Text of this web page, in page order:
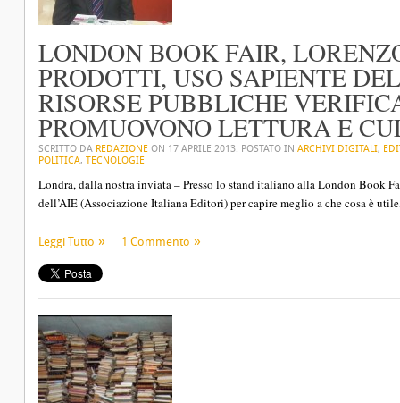
LONDON BOOK FAIR,
PRODOTTI, USO SAPIENTE
RISORSE PUBBLICHE
PROMUOVONO LETTURA E
SCRITTO DA REDAZIONE ON 17 APRILE 2013. POSTATO IN ARCHIVI DIGITALI,
POLITICA, TECNOLOGIE
Londra, dalla nostra inviata – Presso lo stand italiano alla London Book
dell’AIE (Associazione Italiana Editori) per capire meglio a che cosa è
Leggi Tutto 1 Commento